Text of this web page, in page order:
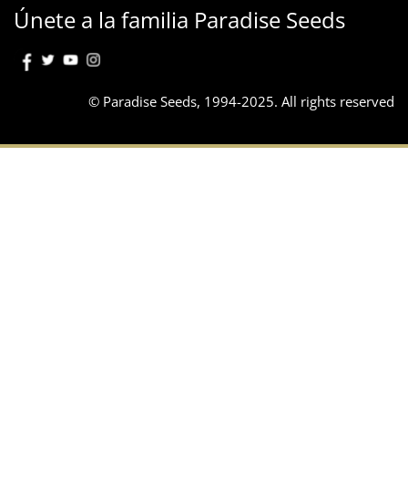
Únete a la familia Paradise Seeds
© Paradise Seeds, 1994-2025. All rights reserved